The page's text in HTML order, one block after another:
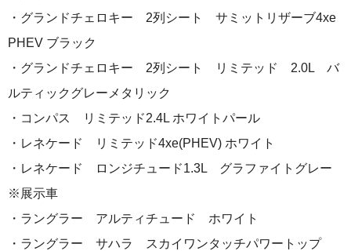
・グランドチェロキー 2列シート サミットリザーブ4xe
PHEV ブラック
・グランドチェロキー 2列シート リミテッド 2.0L バ
ルティックグレーメタリック
・コンパス リミテッド2.4L ホワイトパール
・レネケード リミテッド4xe(PHEV) ホワイト
・レネケード ロンジチュード1.3L グラファイトグレー
※展示車
・ラングラー アルティチュード ホワイト
・ラングラー サハラ スカイワンタッチパワートップ